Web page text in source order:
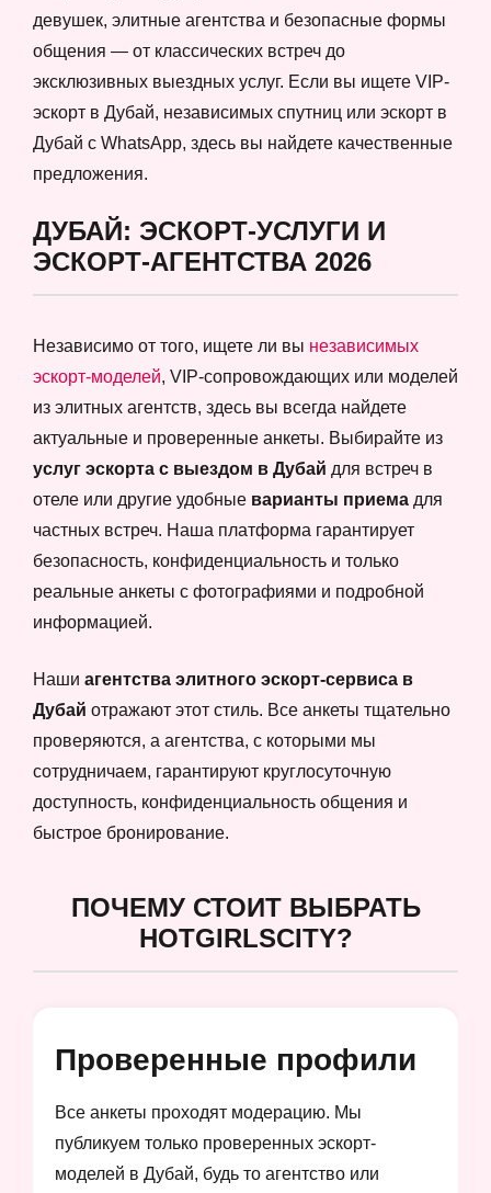
девушек, элитные агентства и безопасные формы
общения — от классических встреч до
эксклюзивных выездных услуг. Если вы ищете VIP-
эскорт в Дубай, независимых спутниц или эскорт в
Дубай с WhatsApp, здесь вы найдете качественные
предложения.
ДУБАЙ: ЭСКОРТ-УСЛУГИ И
ЭСКОРТ-АГЕНТСТВА 2026
Независимо от того, ищете ли вы независимых
эскорт-моделей, VIP-сопровождающих или моделей
из элитных агентств, здесь вы всегда найдете
актуальные и проверенные анкеты. Выбирайте из
услуг эскорта с выездом в Дубай для встреч в
отеле или другие удобные варианты приема для
частных встреч. Наша платформа гарантирует
безопасность, конфиденциальность и только
реальные анкеты с фотографиями и подробной
информацией.
Наши агентства элитного эскорт-сервиса в
Дубай отражают этот стиль. Все анкеты тщательно
проверяются, а агентства, с которыми мы
сотрудничаем, гарантируют круглосуточную
доступность, конфиденциальность общения и
быстрое бронирование.
ПОЧЕМУ СТОИТ ВЫБРАТЬ
HOTGIRLSCITY?
Проверенные профили
Все анкеты проходят модерацию. Мы
публикуем только проверенных эскорт-
моделей в Дубай, будь то агентство или